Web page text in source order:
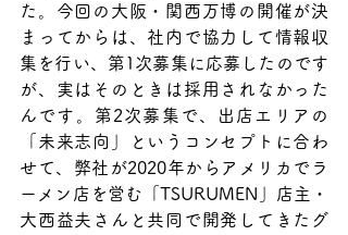
た。今回の大阪・関西万博の開催が決
まってからは、社内で協力して情報収
集を行い、第1次募集に応募したのです
が、実はそのときは採用されなかった
んです。第2次募集で、出店エリアの
「未来志向」というコンセプトに合わ
せて、弊社が2020年からアメリカでラ
ーメン店を営む「TSURUMEN」店主・
大西益夫さんと共同で開発してきたグ